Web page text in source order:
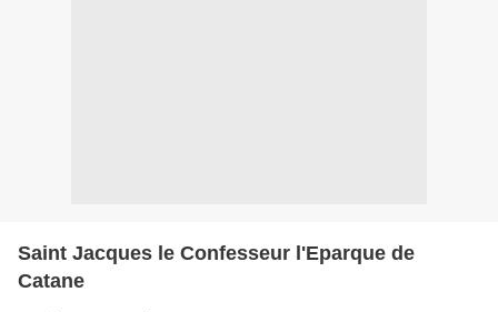
Saint Jacques le Confesseur l'Eparque de
Catane